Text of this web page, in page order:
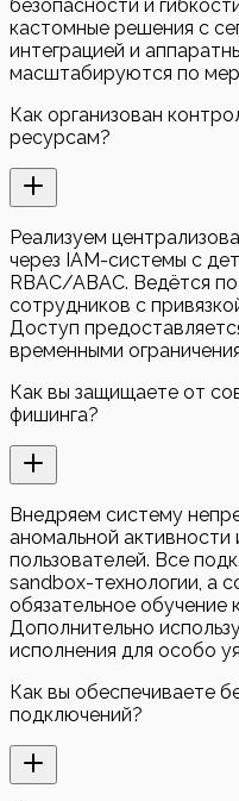
безопасности и
кастомные решения с
интеграцией и
масштабируются по
Как организован
ресурсам?
Реализуем
через IAM-системы с
RBAC/ABAC. Ведётся
сотрудников с
Доступ
временными
Как вы защищаете от
фишинга?
Внедряем систему
аномальной активности
пользователей. Все
sandbox-технологии, а
обязательное обучение
Дополнительно
исполнения для особо
Как вы обеспечиваете
подключений?